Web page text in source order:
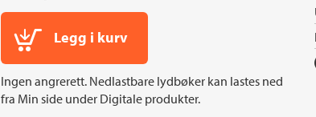
Legg i kurv
Ingen angrerett. Nedlastbare lydbøker kan lastes ned
fra Min side under Digitale produkter.